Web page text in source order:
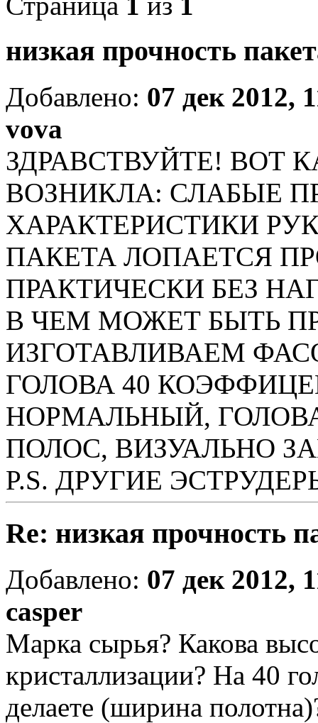
низкая прочность
Добавлено: 07 дек 2012,
vova
ЗДРАВСТВУЙТЕ! ВОТ
ВОЗНИКЛА: СЛАБЫЕ
ХАРАКТЕРИСТИКИ
ПАКЕТА ЛОПАЕТСЯ
ПРАКТИЧЕСКИ БЕЗ
В ЧЕМ МОЖЕТ БЫТЬ
ИЗГОТАВЛИВАЕМ
ГОЛОВА 40
НОРМАЛЬНЫЙ,
ПОЛОС, ВИЗУАЛЬНО
P.S. ДРУГИЕ
Re: низкая прочность
Добавлено: 07 дек 2012,
casper
Марка сырья? Какова
кристаллизации? На 40
делаете (ширина